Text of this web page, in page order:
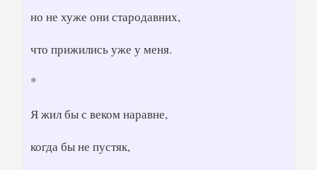
но не хуже они стародавних,
что прижились уже у меня.
*
Я жил бы с веком наравне,
когда бы не пустяк,